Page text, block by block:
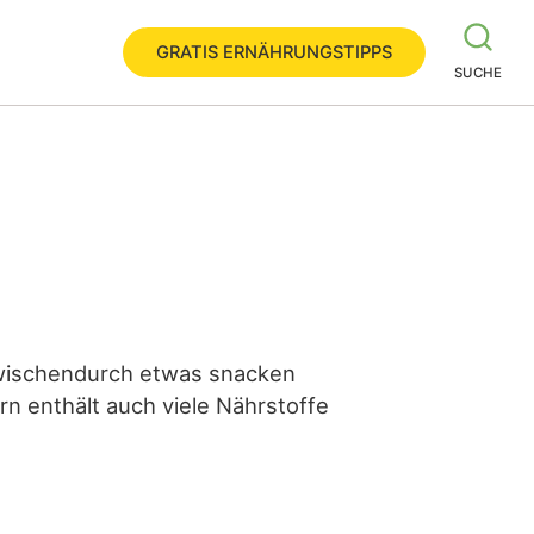
GRATIS ERNÄHRUNGSTIPPS
SUCHE
etwas snacken
enthält auch viele Nährstoffe